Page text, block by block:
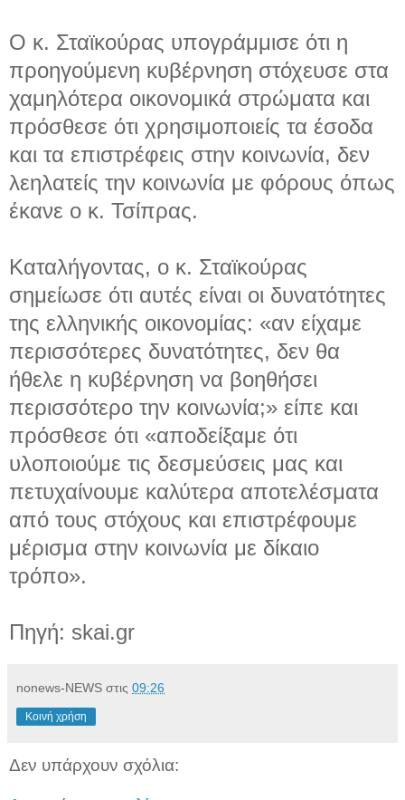
Ο κ. Σταϊκούρας υπογράμμισε ότι η
προηγούμενη κυβέρνηση στόχευσε στα
χαμηλότερα οικονομικά στρώματα και
πρόσθεσε ότι χρησιμοποιείς τα έσοδα
και τα επιστρέφεις στην κοινωνία, δεν
λεηλατείς την κοινωνία με φόρους όπως
έκανε ο κ. Τσίπρας.
Καταλήγοντας, ο κ. Σταϊκούρας
σημείωσε ότι αυτές είναι οι δυνατότητες
της ελληνικής οικονομίας: «αν είχαμε
περισσότερες δυνατότητες, δεν θα
ήθελε η κυβέρνηση να βοηθήσει
περισσότερο την κοινωνία;» είπε και
πρόσθεσε ότι «αποδείξαμε ότι
υλοποιούμε τις δεσμεύσεις μας και
πετυχαίνουμε καλύτερα αποτελέσματα
από τους στόχους και επιστρέφουμε
μέρισμα στην κοινωνία με δίκαιο
τρόπο».
Πηγή: skai.gr
nonews-NEWS στις 09:26
Κοινή χρήση
Δεν υπάρχουν σχόλια: